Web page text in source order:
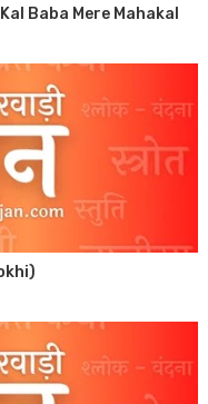
Kal Baba Mere Mahakal